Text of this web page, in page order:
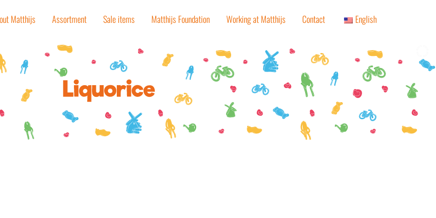
Matthijs Assortment Sale items Matthijs Foundation Working at Matthijs Contact English